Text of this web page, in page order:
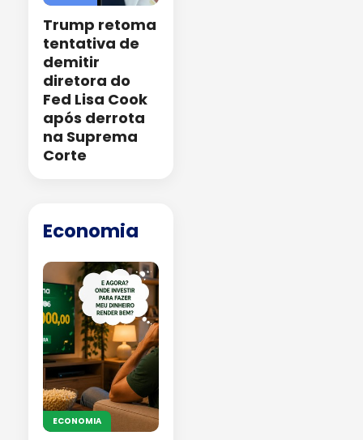
Trump retoma
tentativa de
demitir
diretora do
Fed Lisa Cook
após derrota
na Suprema
Corte
Economia
ECONOMIA